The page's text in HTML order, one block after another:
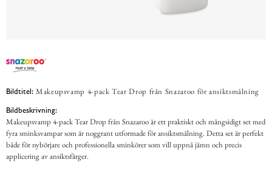
Bildtitel: Makeupsvamp 4-pack Tear Drop från Snazaroo för ansiktsmålning
Bildbeskrivning:
Makeupsvamp 4-pack Tear Drop från Snazaroo är ett praktiskt och mångsidigt set med
fyra sminksvampar som är noggrant utformade för ansiktsmålning. Detta set är perfekt
både för nybörjare och professionella sminkörer som vill uppnå jämn och precis
applicering av ansiktsfärger.